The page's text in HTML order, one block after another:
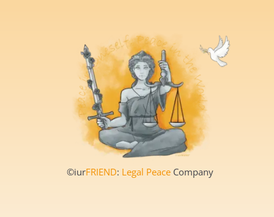
©iurFRIEND: Legal Peace Company